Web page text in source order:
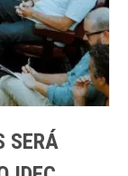
SERÁ